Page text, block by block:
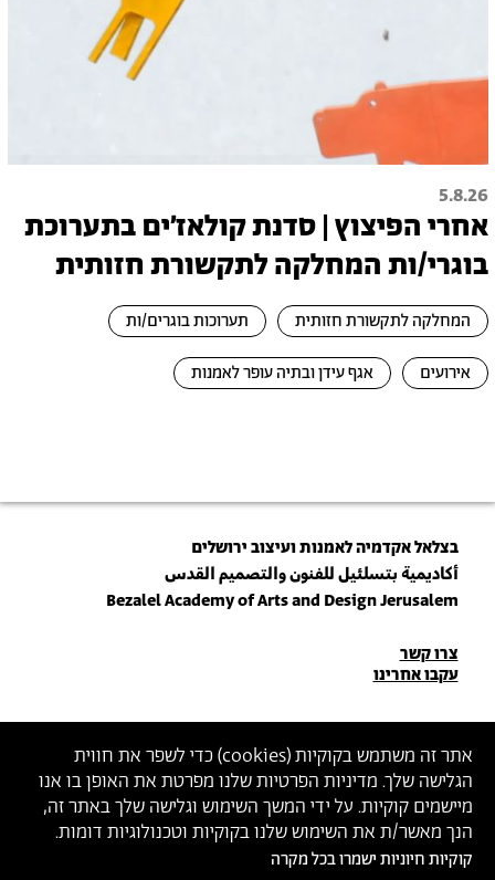
אתר זה משתמש בקוקיות (cookies) כדי לשפר את חווית
הגלישה שלך. מדיניות הפרטיות שלנו מפרטת את האופן בו אנו
מיישמים קוקיות. על ידי המשך השימוש וגלישה שלך באתר זה,
הנך מאשר/ת את השימוש שלנו בקוקיות וטכנולוגיות דומות.
קוקיות חיוניות ישמרו בכל מקרה
5.8.26
אחרי הפיצוץ | סדנת קולאז׳ים בתערוכת
בוגרי/ות המחלקה לתקשורת חזותית
המחלקה לתקשורת חזותית תערוכות בוגרים/ות
אירועים אגף עידן ובתיה עופר לאמנות
בצלאל אקדמיה לאמנות ועיצוב ירושלים
أكاديمية بتسلئيل للفنون والتصميم القدس
Bezalel Academy of Arts and Design Jerusalem
פרטי
יצירת
קשר
צרו קשר
עקבו אחרינו
הצטרפו לניוזלטר שלנו
הכניסו כתובת מייל
ההצטרפות מהווה הסכמה למדיניות הפרטיות ול תנאי השימוש של בצלאל